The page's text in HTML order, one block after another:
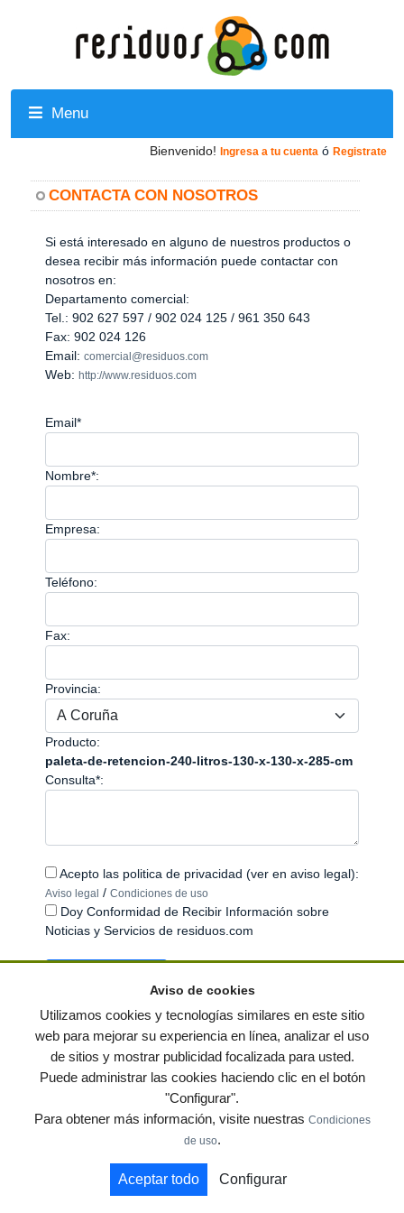
Menu
Bienvenido! Ingresa a tu cuenta ó Registrate
CONTACTA CON NOSOTROS
Si está interesado en alguno de nuestros productos o
desea recibir más información puede contactar con
nosotros en:
Departamento comercial:
Tel.: 902 627 597 / 902 024 125 / 961 350 643
Fax: 902 024 126
Email: comercial@residuos.com
Web: http://www.residuos.com
Email*
Nombre*:
Empresa:
Teléfono:
Fax:
Provincia:
Producto:
paleta-de-retencion-240-litros-130-x-130-x-285-cm
Consulta*:
Acepto las politica de privacidad (ver en aviso legal):
Aviso legal / Condiciones de uso
Doy Conformidad de Recibir Información sobre
Noticias y Servicios de residuos.com
© residuos.com - Todos los derechos reservados Política de privacidad
Condiciones de uso|Contacto|Editores| Mapa web|Preguntas frecuentes
Publica tus anuncios gratis!
Muebles de terraza y jardin Notas de prensa
by
Aviso de cookies
Utilizamos cookies y tecnologías similares en este sitio
web para mejorar su experiencia en línea, analizar el uso
de sitios y mostrar publicidad focalizada para usted.
Puede administrar las cookies haciendo clic en el botón
"Configurar".
Para obtener más información, visite nuestras Condiciones
de uso.
Aceptar todo Configurar